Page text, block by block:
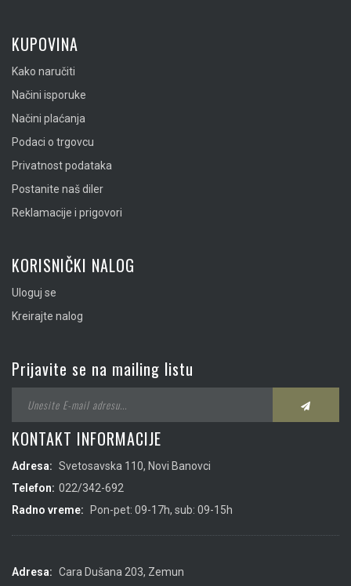
KUPOVINA
Kako naručiti
Načini isporuke
Načini plaćanja
Podaci o trgovcu
Privatnost podataka
Postanite naš diler
Reklamacije i prigovori
KORISNIČKI NALOG
Uloguj se
Kreirajte nalog
Prijavite se na mailing listu
KONTAKT INFORMACIJE
Adresa: Svetosavska 110, Novi Banovci
Telefon: 022/342-692
Radno vreme:
Pon-pet: 09-17h, sub: 09-15h
Adresa: Cara Dušana 203, Zemun